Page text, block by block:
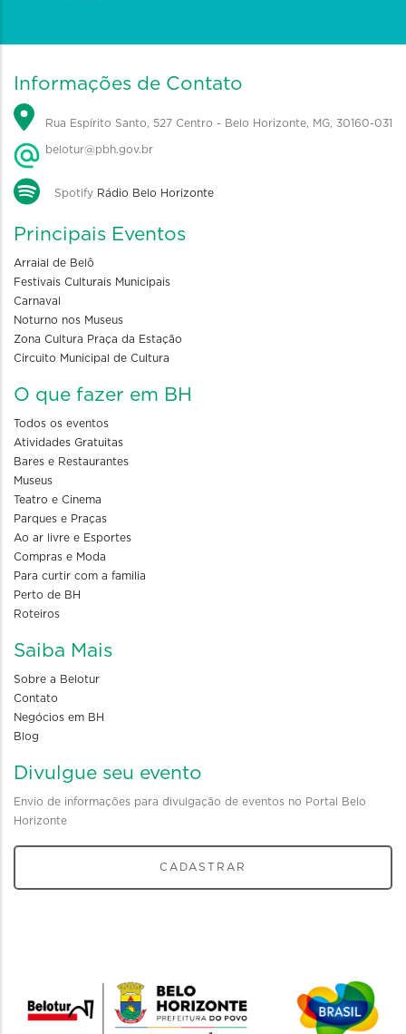
Informações de Contato
Rua Espírito Santo, 527 Centro - Belo Horizonte, MG, 30160-031
belotur@pbh.gov.br
Spotify Rádio Belo Horizonte
Principais Eventos
Arraial de Belô
Festivais Culturais Municipais
Carnaval
Noturno nos Museus
Zona Cultura Praça da Estação
Circuito Municipal de Cultura
O que fazer em BH
Todos os eventos
Atividades Gratuitas
Bares e Restaurantes
Museus
Teatro e Cinema
Parques e Praças
Ao ar livre e Esportes
Compras e Moda
Para curtir com a familia
Perto de BH
Roteiros
Saiba Mais
Sobre a Belotur
Contato
Negócios em BH
Blog
Divulgue seu evento
Envio de informações para divulgação de eventos no Portal Belo
Horizonte
CADASTRAR